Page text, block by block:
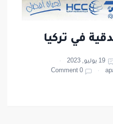
في تركيا
19 يوليو, 2023
0 Comment